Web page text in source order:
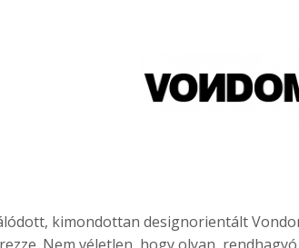
kimondottan designorientált